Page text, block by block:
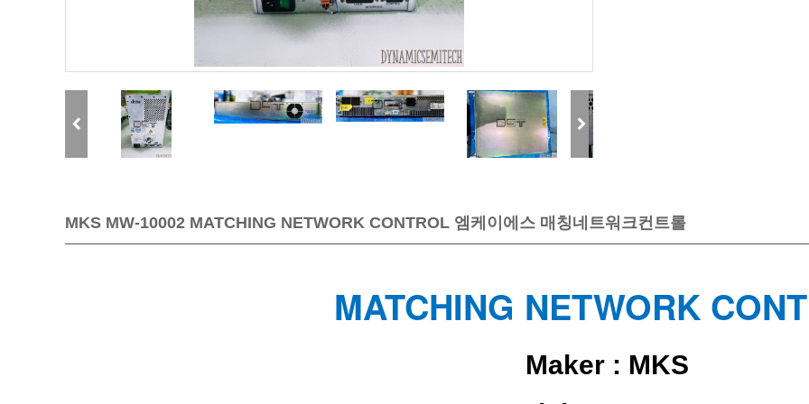
MKS MW-10002 MATCHING NETWORK CONTROL 엠케이에스 매칭네트워크컨트롤
MATCHING NETWORK
Maker : MKS